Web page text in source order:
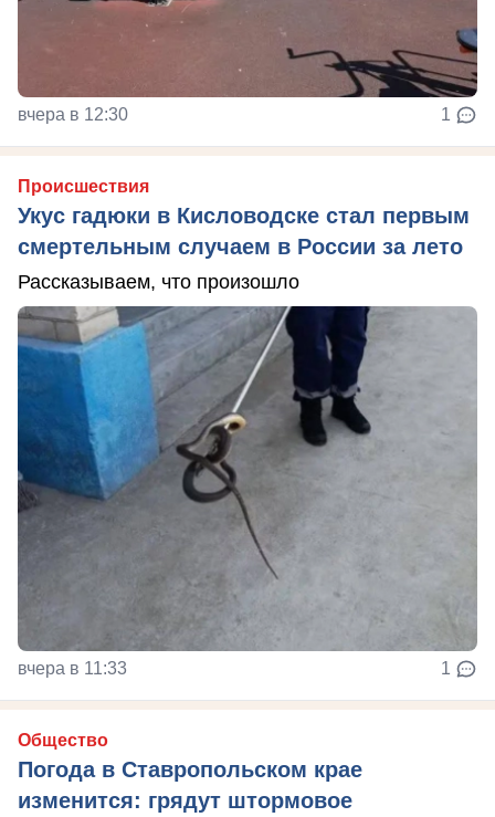
вчера в 12:30 1
Происшествия
Укус гадюки в Кисловодске стал первым
смертельным случаем в России за лето
Рассказываем, что произошло
вчера в 11:33 1
Общество
Погода в Ставропольском крае
изменится: грядут штормовое